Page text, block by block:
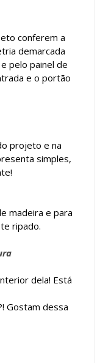
conferem a
demarcada
pelo painel de
e o portão
projeto e na
simples,
madeira e para
ripado.
dela! Está
Gostam dessa